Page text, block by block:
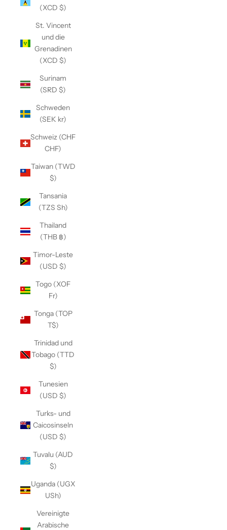
(XCD $)
St. Vincent
und die
Grenadinen
(XCD $)
Surinam
(SRD $)
Schweden
(SEK kr)
Schweiz (CHF
CHF)
Taiwan (TWD
$)
Tansania
(TZS Sh)
Thailand
(THB ฿)
Timor-Leste
(USD $)
Togo (XOF
Fr)
Tonga (TOP
T$)
Trinidad und
Tobago (TTD
$)
Tunesien
(USD $)
Turks- und
Caicosinseln
(USD $)
Tuvalu (AUD
$)
Uganda (UGX
USh)
Vereinigte
Arabische